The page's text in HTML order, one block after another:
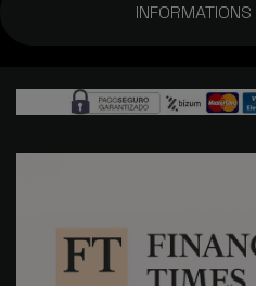
INFORMATIONS